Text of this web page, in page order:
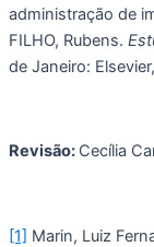
administração de
FILHO, Rubens.
de Janeiro:
Revisão: Cecília
[1] Marin, Luiz